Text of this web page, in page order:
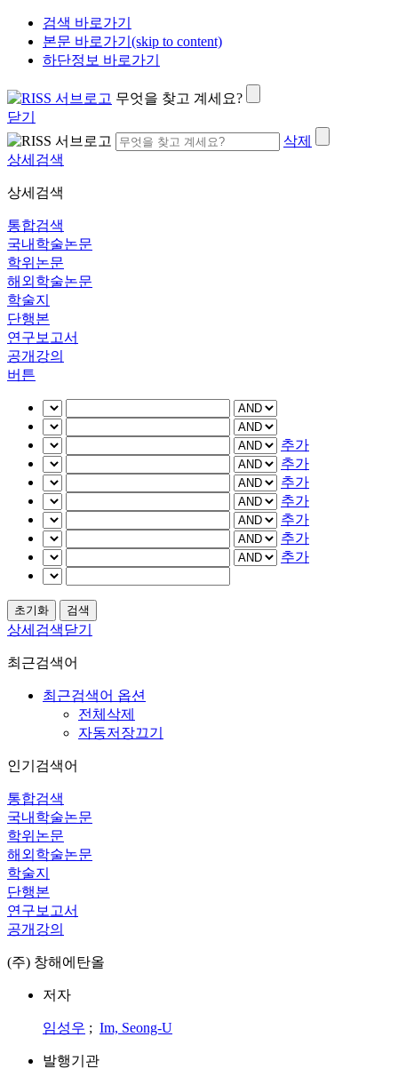
검색 바로가기
본문 바로가기(skip to content)
하단정보 바로가기
무엇을 찾고 계세요?
닫기
삭제
상세검색
상세검색
통합검색
국내학술논문
학위논문
해외학술논문
학술지
단행본
연구보고서
공개강의
버튼
추가
추가
추가
추가
추가
추가
추가
상세검색닫기
최근검색어
최근검색어 옵션
전체삭제
자동저장끄기
인기검색어
통합검색
국내학술논문
학위논문
해외학술논문
학술지
단행본
연구보고서
공개강의
(주) 창해에탄올
저자
임성우 ; Im, Seong-U
발행기관